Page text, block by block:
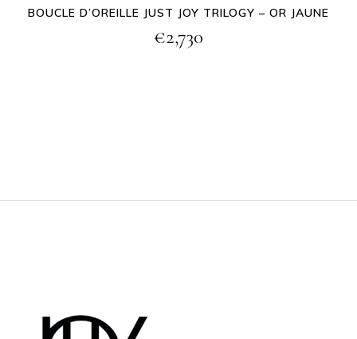
BOUCLE D’OREILLE JUST JOY TRILOGY – OR JAUNE
€2,730